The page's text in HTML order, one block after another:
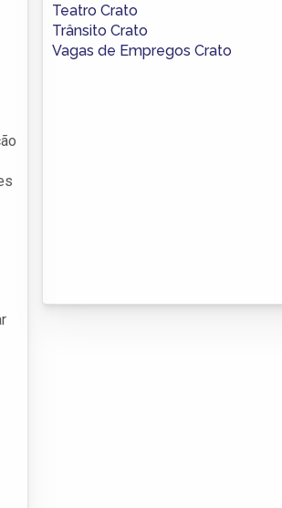
Teatro Crato
Trânsito Crato
Vagas de Empregos Crato